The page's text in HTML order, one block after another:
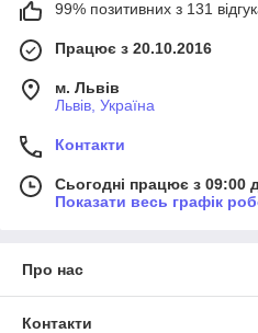
99% позитивних з 131
Працює з 20.10.2016
м. Львів
Львів, Україна
Контакти
Сьогодні працює з 09:00
Показати весь графік
Про нас
Контакти